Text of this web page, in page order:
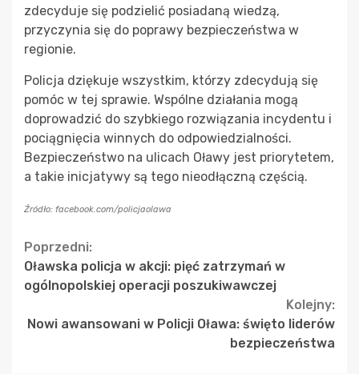
zdecyduje się podzielić posiadaną wiedzą,
przyczynia się do poprawy bezpieczeństwa w
regionie.
Policja dziękuje wszystkim, którzy zdecydują się
pomóc w tej sprawie. Wspólne działania mogą
doprowadzić do szybkiego rozwiązania incydentu i
pociągnięcia winnych do odpowiedzialności.
Bezpieczeństwo na ulicach Oławy jest priorytetem,
a takie inicjatywy są tego nieodłączną częścią.
Źródło: facebook.com/policjaolawa
Continue
Reading
Poprzedni:
Oławska policja w akcji: pięć zatrzymań w
ogólnopolskiej operacji poszukiwawczej
Kolejny:
Nowi awansowani w Policji Oława: święto liderów
bezpieczeństwa